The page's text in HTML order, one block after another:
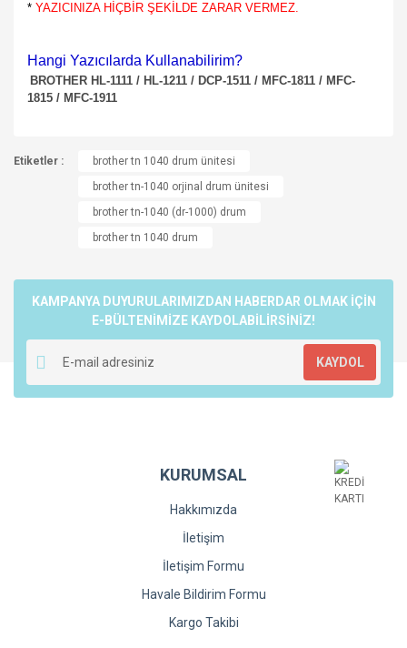
* YAZICINIZA HİÇBİR ŞEKİLDE ZARAR VERMEZ.
Hangi Yazıcılarda Kullanabilirim?
BROTHER HL-1111 / HL-1211 / DCP-1511 / MFC-1811 / MFC-
1815 / MFC-1911
konularda yetersiz gördüğünüz noktaları öneri formunu
kullanarak tarafımıza iletebilirsiniz.
Görüş ve önerileriniz için teşekkür ederiz.
Ürün resmi kalitesiz, bozuk veya görüntülenemiyor.
Ürün bilgilerinde hatalar bulunuyor.
Ürün fiyatı diğer sitelerden daha pahalı.
Etiketler :
brother tn 1040 drum ünitesi
brother tn-1040 orjinal drum ünitesi
brother tn-1040 (dr-1000) drum
brother tn 1040 drum
KAMPANYA DUYURULARIMIZDAN HABERDAR OLMAK İÇİN
E-BÜLTENİMİZE KAYDOLABİLİRSİNİZ!
KAYDOL
KURUMSAL
Hakkımızda
İletişim
İletişim Formu
Havale Bildirim Formu
Kargo Takibi